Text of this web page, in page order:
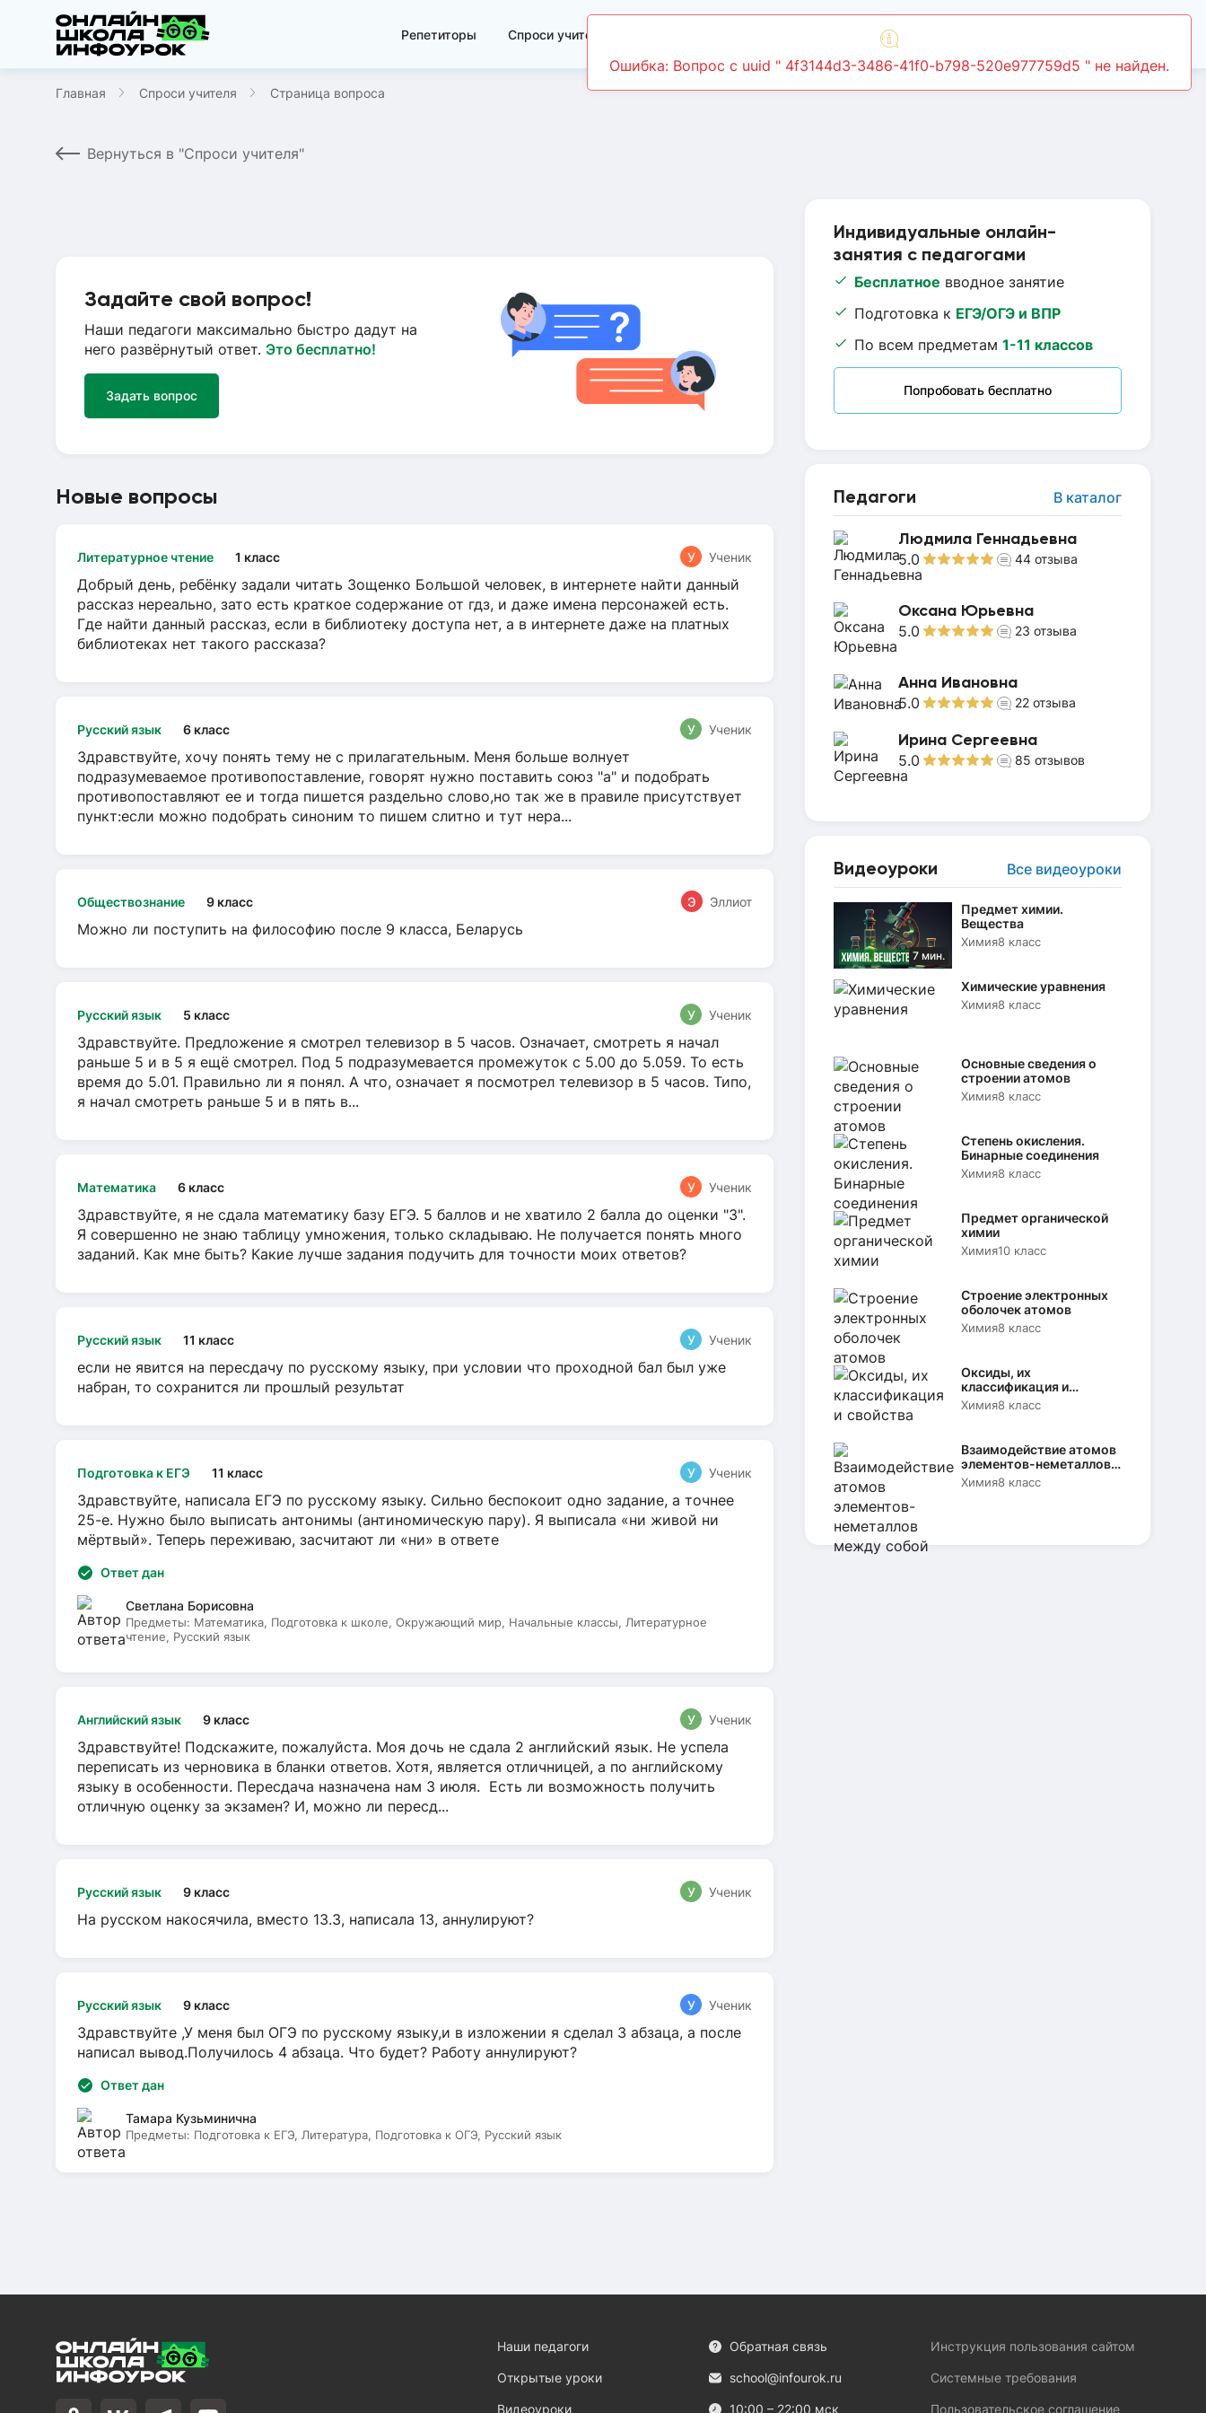
Репетиторы Спроси учителя
Главная Спроси учителя Страница вопроса
Вернуться в "Спроси учителя"
Индивидуальные онлайн-
занятия с педагогами
Бесплатное вводное занятие
Подготовка к ЕГЭ/ОГЭ и ВПР
По всем предметам 1-11 классов
Попробовать бесплатно
Педагоги В каталог
Людмила Геннадьевна
5.0 44 отзыва
Оксана Юрьевна
5.0 23 отзыва
Анна Ивановна
5.0 22 отзыва
Ирина Сергеевна
5.0 85 отзывов
Видеоуроки Все видеоуроки
7 мин.
Предмет химии.
Вещества
Химия8 класс
Химические уравнения
Химия8 класс
Основные сведения о
строении атомов
Химия8 класс
Степень окисления.
Бинарные соединения
Химия8 класс
Предмет органической
химии
Химия10 класс
Строение электронных
оболочек атомов
Химия8 класс
Оксиды, их
классификация и
свойства
Химия8 класс
Взаимодействие атомов
элементов-неметаллов
между собой
Химия8 класс
Задайте свой вопрос!
Наши педагоги максимально быстро дадут на
него развёрнутый ответ. Это бесплатно!
Задать вопрос
Новые вопросы
Литературное чтение 1 класс У Ученик
Добрый день, ребёнку задали читать Зощенко Большой человек, в интернете найти данный
рассказ нереально, зато есть краткое содержание от гдз, и даже имена персонажей есть.
Где найти данный рассказ, если в библиотеку доступа нет, а в интернете даже на платных
библиотеках нет такого рассказа?
Русский язык 6 класс У Ученик
Здравствуйте, хочу понять тему не с прилагательным. Меня больше волнует
подразумеваемое противопоставление, говорят нужно поставить союз "а" и подобрать
противопоставляют ее и тогда пишется раздельно слово,но так же в правиле присутствует
пункт:если можно подобрать синоним то пишем слитно и тут нера...
Обществознание 9 класс Э Эллиот
Можно ли поступить на философию после 9 класса, Беларусь
Русский язык 5 класс У Ученик
Здравствуйте. Предложение я смотрел телевизор в 5 часов. Означает, смотреть я начал
раньше 5 и в 5 я ещё смотрел. Под 5 подразумевается промежуток с 5.00 до 5.059. То есть
время до 5.01. Правильно ли я понял. А что, означает я посмотрел телевизор в 5 часов. Типо,
я начал смотреть раньше 5 и в пять в...
Математика 6 класс У Ученик
Здравствуйте, я не сдала математику базу ЕГЭ. 5 баллов и не хватило 2 балла до оценки "3".
Я совершенно не знаю таблицу умножения, только складываю. Не получается понять много
заданий. Как мне быть? Какие лучше задания подучить для точности моих ответов?
Русский язык 11 класс У Ученик
если не явится на пересдачу по русскому языку, при условии что проходной бал был уже
набран, то сохранится ли прошлый результат
Подготовка к ЕГЭ 11 класс У Ученик
Здравствуйте, написала ЕГЭ по русскому языку. Сильно беспокоит одно задание, а точнее
25-е. Нужно было выписать антонимы (антиномическую пару). Я выписала «ни живой ни
мёртвый». Теперь переживаю, засчитают ли «ни» в ответе
Ответ дан
Светлана Борисовна
Предметы: Математика, Подготовка к школе, Окружающий мир, Начальные классы, Литературное
чтение, Русский язык
Английский язык 9 класс У Ученик
Здравствуйте! Подскажите, пожалуйста. Моя дочь не сдала 2 английский язык. Не успела
переписать из черновика в бланки ответов. Хотя, является отличницей, а по английскому
языку в особенности. Пересдача назначена нам 3 июля. Есть ли возможность получить
отличную оценку за экзамен? И, можно ли пересд...
Русский язык 9 класс У Ученик
На русском накосячила, вместо 13.3, написала 13, аннулируют?
Русский язык 9 класс У Ученик
Здравствуйте ,У меня был ОГЭ по русскому языку,и в изложении я сделал 3 абзаца, а после
написал вывод.Получилось 4 абзаца. Что будет? Работу аннулируют?
Ответ дан
Тамара Кузьминична
Предметы: Подготовка к ЕГЭ, Литература, Подготовка к ОГЭ, Русский язык
Наши педагоги
Открытые уроки
Видеоуроки
Обратная связь
school@infourok.ru
10:00 – 22:00 мск
Инструкция пользования сайтом
Системные требования
Пользовательское соглашение